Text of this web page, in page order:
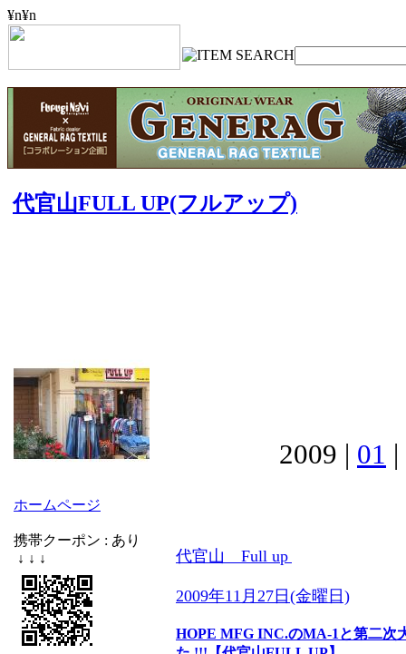
¥n¥n
代官山FULL UP(フルアップ)
ホームページ
携帯クーポン : あり
↓ ↓ ↓
2009 | 01 |
代官山 Full up
2009年11月27日(金曜日)
HOPE MFG INC.のMA-1と第二次